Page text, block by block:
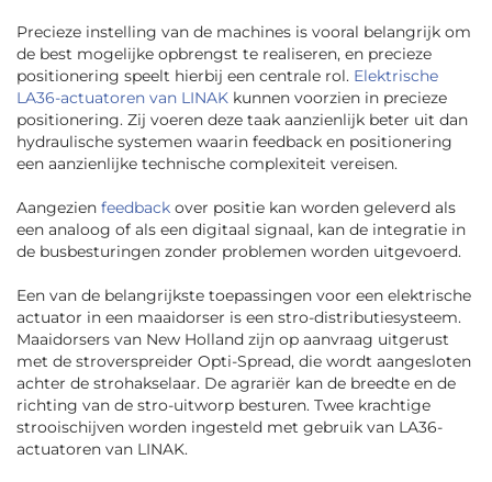
Precieze instelling van de machines is vooral belangrijk om
de best mogelijke opbrengst te realiseren, en precieze
positionering speelt hierbij een centrale rol. Elektrische
LA36-actuatoren van LINAK kunnen voorzien in precieze
positionering. Zij voeren deze taak aanzienlijk beter uit dan
hydraulische systemen waarin feedback en positionering
een aanzienlijke technische complexiteit vereisen.
Aangezien feedback over positie kan worden geleverd als
een analoog of als een digitaal signaal, kan de integratie in
de busbesturingen zonder problemen worden uitgevoerd.
Een van de belangrijkste toepassingen voor een elektrische
actuator in een maaidorser is een stro-distributiesysteem.
Maaidorsers van New Holland zijn op aanvraag uitgerust
met de stroverspreider Opti-Spread, die wordt aangesloten
achter de strohakselaar. De agrariër kan de breedte en de
richting van de stro-uitworp besturen. Twee krachtige
strooischijven worden ingesteld met gebruik van LA36-
actuatoren van LINAK.